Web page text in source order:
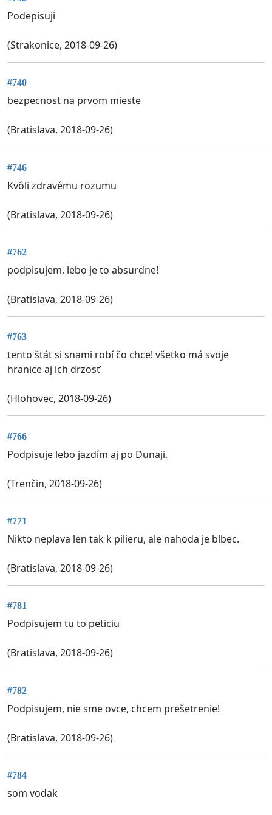
Podepisuji
(Strakonice, 2018-09-26)
#740
bezpecnost na prvom mieste
(Bratislava, 2018-09-26)
#746
Kvôli zdravému rozumu
(Bratislava, 2018-09-26)
#762
podpisujem, lebo je to absurdne!
(Bratislava, 2018-09-26)
#763
tento štát si snami robí čo chce! všetko má svoje
hranice aj ich drzosť
(Hlohovec, 2018-09-26)
#766
Podpisuje lebo jazdím aj po Dunaji.
(Trenčin, 2018-09-26)
#771
Nikto neplava len tak k pilieru, ale nahoda je blbec.
(Bratislava, 2018-09-26)
#781
Podpisujem tu to peticiu
(Bratislava, 2018-09-26)
#782
Podpisujem, nie sme ovce, chcem prešetrenie!
(Bratislava, 2018-09-26)
#784
som vodak